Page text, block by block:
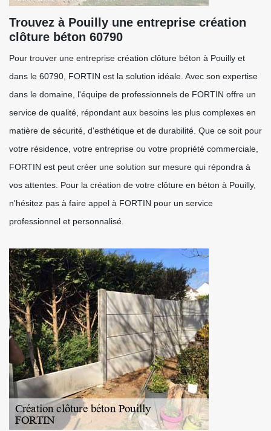
Trouvez à Pouilly une entreprise création
clôture béton 60790
Pour trouver une entreprise création clôture béton à Pouilly et
dans le 60790, FORTIN est la solution idéale. Avec son expertise
dans le domaine, l'équipe de professionnels de FORTIN offre un
service de qualité, répondant aux besoins les plus complexes en
matière de sécurité, d'esthétique et de durabilité. Que ce soit pour
votre résidence, votre entreprise ou votre propriété commerciale,
FORTIN est peut créer une solution sur mesure qui répondra à
vos attentes. Pour la création de votre clôture en béton à Pouilly,
n'hésitez pas à faire appel à FORTIN pour un service
professionnel et personnalisé.